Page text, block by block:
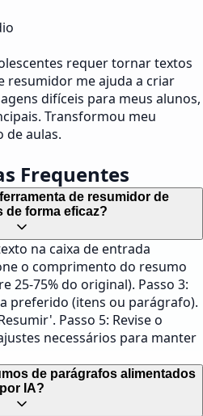
requer tornar textos
resumidor me ajuda a criar
difíceis para meus alunos,
Transformou meu
de aulas.
Frequentes
de resumidor de
de forma eficaz?
na caixa de entrada
o comprimento do resumo
25-75% do original). Passo 3:
preferido (itens ou parágrafo).
Passo 5: Revise o
necessários para manter
de parágrafos alimentados
por IA?